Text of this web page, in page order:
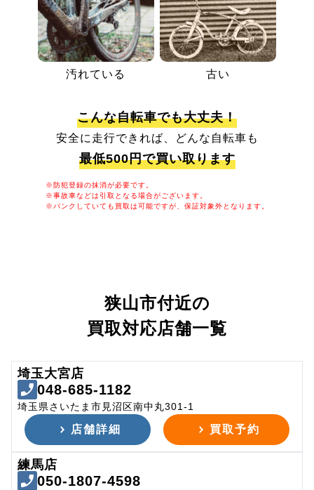
汚れている 古い
こんな自転車でも大丈夫！
安全に走行できれば、どんな自転車も
最低500円で買い取ります
※防犯登録の抹消が必要です。
※事故車などは引取となる場合がございます。
※パンクしていても買取は可能ですが、保証対象外となります。
狭山市付近の
買取対応店舗一覧
埼玉大宮店
048-685-1182
埼玉県さいたま市見沼区南中丸301-1
店舗詳細 買取予約
練馬店
050-1807-4598